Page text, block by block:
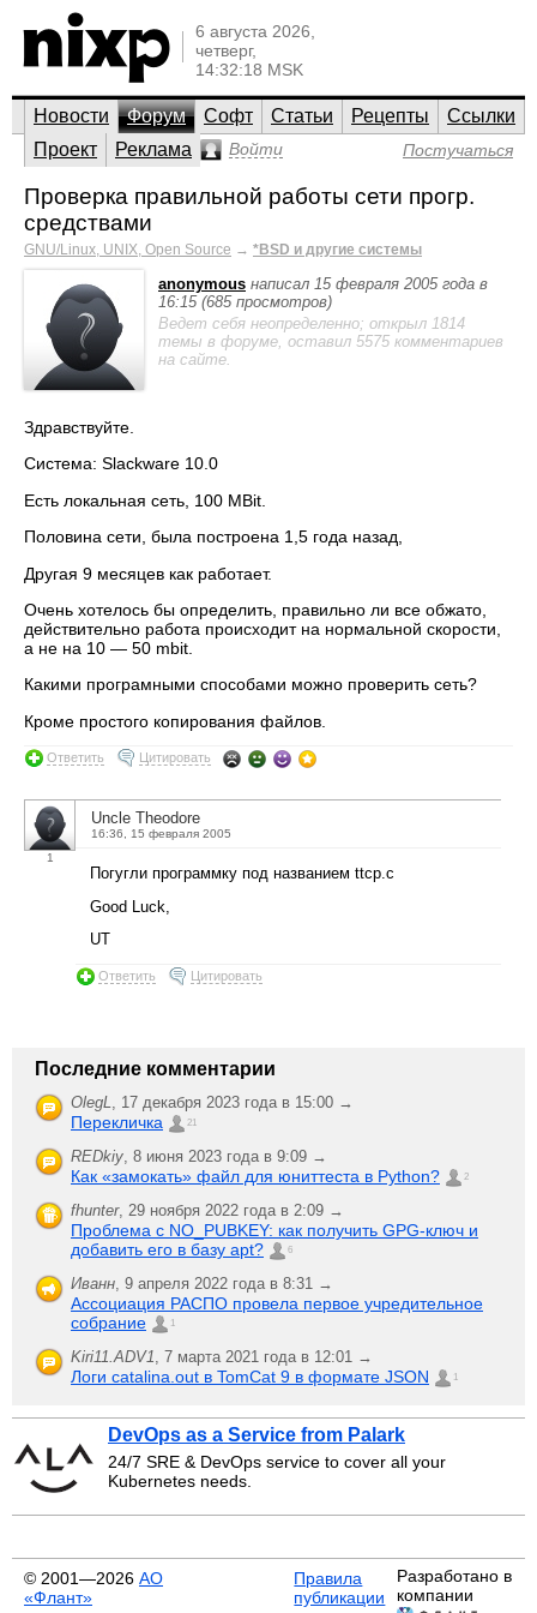
6 августа 2026,
четверг,
14:32:18 MSK
Новости Форум Софт Статьи Рецепты
Ссылки
Проект
Реклама Войти Постучаться
Проверка правильной работы сети прогр.
средствами
GNU/Linux, UNIX, Open Source → *BSD и другие системы
anonymous написал 15 февраля 2005 года в
16:15 (685 просмотров)
Ведет себя неопределенно; открыл 1814
темы в форуме, оставил 5575 комментариев
на сайте.
Здравствуйте.
Система: Slackware 10.0
Есть локальная сеть, 100 MBit.
Половина сети, была построена 1,5 года назад,
Другая 9 месяцев как работает.
Очень хотелось бы определить, правильно ли все обжато,
действительно работа происходит на нормальной скорости,
а не на 10 — 50 mbit.
Какими програмными способами можно проверить сеть?
Кроме простого копирования файлов.
Ответить Цитировать
1
Uncle Theodore
16:36, 15 февраля 2005
Погугли программку под названием ttcp.c
Good Luck,
UT
Ответить Цитировать
Последние комментарии
OlegL, 17 декабря 2023 года в 15:00 →
Перекличка 21
REDkiy, 8 июня 2023 года в 9:09 →
Как «замокать» файл для юниттеста в Python? 2
fhunter, 29 ноября 2022 года в 2:09 →
Проблема с NO_PUBKEY: как получить GPG-ключ и
добавить его в базу apt?
6
Иванн, 9 апреля 2022 года в 8:31 →
Ассоциация РАСПО провела первое учредительное
собрание
1
Kiri11.ADV1, 7 марта 2021 года в 12:01 →
Логи catalina.out в TomCat 9 в формате JSON 1
DevOps as a Service from Palark
24/7 SRE & DevOps service to cover all your
Kubernetes needs.
© 2001—2026 АО
«Флант»
Правила
публикации
Разработано в
компании